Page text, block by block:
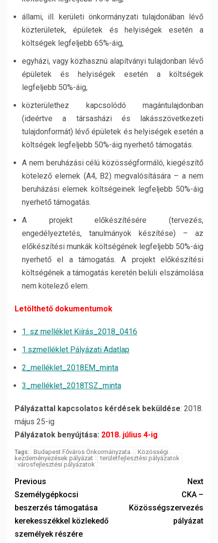
állami, ill. kerületi önkormányzati tulajdonában lévő
közterületek, épületek és helyiségek esetén a
költségek legfeljebb 65%-áig,
egyházi, vagy közhasznú alapítványi tulajdonban lévő
épületek és helyiségek esetén a költségek
legfeljebb 50%-áig,
közterülethez kapcsolódó magántulajdonban
(ideértve a társasházi és lakásszövetkezeti
tulajdonformát) lévő épületek és helyiségek esetén a
költségek legfeljebb 50%-áig nyerhető támogatás.
A nem beruházási célú közösségformáló, kiegészítő
kötelező elemek (A4, B2) megvalósítására – a nem
beruházási elemek költségeinek legfeljebb 50%-áig
nyerhető támogatás.
A projekt előkészítésére (tervezés,
engedélyeztetés, tanulmányok készítése) – az
előkészítési munkák költségének legfeljebb 50%-áig
nyerhető el a támogatás. A projekt előkészítési
költségének a támogatás keretén belüli elszámolása
nem kötelező elem.
Letölthető dokumentumok
1. sz melléklet Kiírás_2018_0416
1.szmelléklet Pályázati Adatlap
2_melléklet_2018EM_minta
3_melléklet_2018TSZ_minta
Pályázattal kapcsolatos kérdések beküldése: 2018.
május 25-ig
Pályázatok benyújtása: 2018. július 4-ig
Tags: Budapest Főváros Önkormányzata
Közösségi
kezdeményezések pályázat
területfejlesztési pályázatok
városfejlesztési pályázatok
Previous
Személygépkocsi
beszerzés támogatása
kerekesszékkel közlekedő
személyek részére
Next
CKA –
Közösségszervezés
pályázat